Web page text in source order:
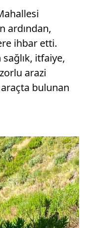
ardından,
ihbar etti.
itfaiye,
arazi
bulunan